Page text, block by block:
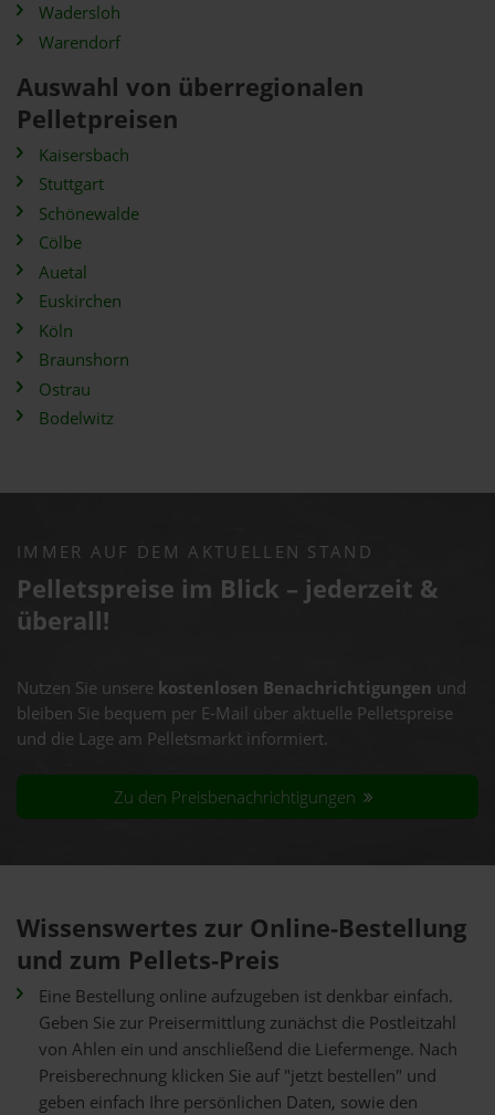
Wadersloh
Warendorf
Auswahl von überregionalen
Pelletpreisen
Kaisersbach
Stuttgart
Schönewalde
Cölbe
Auetal
Euskirchen
Köln
Braunshorn
Ostrau
Bodelwitz
IMMER AUF DEM AKTUELLEN STAND
Pelletspreise im Blick – jederzeit &
überall!
Nutzen Sie unsere kostenlosen Benachrichtigungen und
bleiben Sie bequem per E-Mail über aktuelle Pelletspreise
und die Lage am Pelletsmarkt informiert.
Zu den Preisbenachrichtigungen
Wissenswertes zur Online-Bestellung
und zum Pellets-Preis
Eine Bestellung online aufzugeben ist denkbar einfach.
Geben Sie zur Preisermittlung zunächst die Postleitzahl
von Ahlen ein und anschließend die Liefermenge. Nach
Preisberechnung klicken Sie auf "jetzt bestellen" und
geben einfach Ihre persönlichen Daten, sowie den